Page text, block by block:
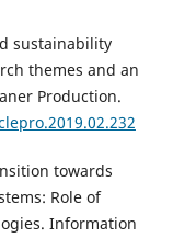
sustainability
themes and an
Production.
towards
Role of
Information